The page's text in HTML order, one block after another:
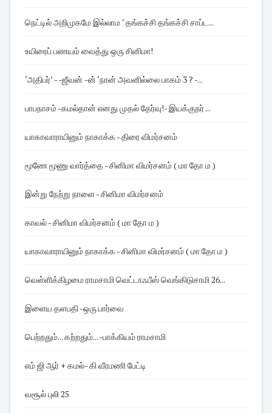
நெட்டில் அறிமுகமே இல்லாம " தங்கச்சி தங்கச்சி சாப்ட...
உயிரைப் பணயம் வைத்து ஒரு சினிமா!
‘அதிபர்’ - -ஜீவன் -ன் ‘நான் அவனில்லை பாகம் 3 ? -...
பாபநாசம் -கமல்தான் எனது முதல் தேர்வு! - இயக்குநர் ...
யாகாவாராயினும் நாகாக்க - திரை விமர்சனம்
மூணே மூணு வார்த்தை - சினிமா விமர்சனம் ( மா தோ ம )
இன்று நேற்று நாளை - சினிமா விமர்சனம்
காவல் - சினிமா விமர்சனம் ( மா தோ ம )
யாகாவாராயினும் நாகாக்க - சினிமா விமர்சனம் ( மா தோ ம )
வெள்ளிக்கிழமை ராமசாமி வெட்டாஃபீஸ் வெங்கிடுசாமி 26...
இளைய தளபதி -ஒரு பார்வை
பெற்றதும்... கற்றதும்... -பாக்கியம் ராமசாமி
எம் ஜி ஆர் + கமல்- கி வீரமணி பேட்டி
வசூல் புலி 25